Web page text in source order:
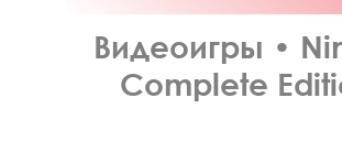
Видеоигры •
Complete